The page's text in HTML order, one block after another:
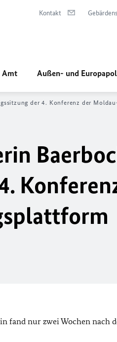
Kontakt
Amt Außen- und
der 4. Konferenz der
fand nur zwei Wochen nach